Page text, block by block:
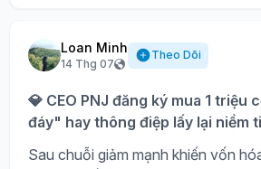
Loan Minh
14 Thg 07
Theo Dõi
💎 CEO PNJ đăng ký mua 1 triệu
đáy" hay thông điệp lấy lại niềm
Sau chuỗi giảm mạnh khiến vốn